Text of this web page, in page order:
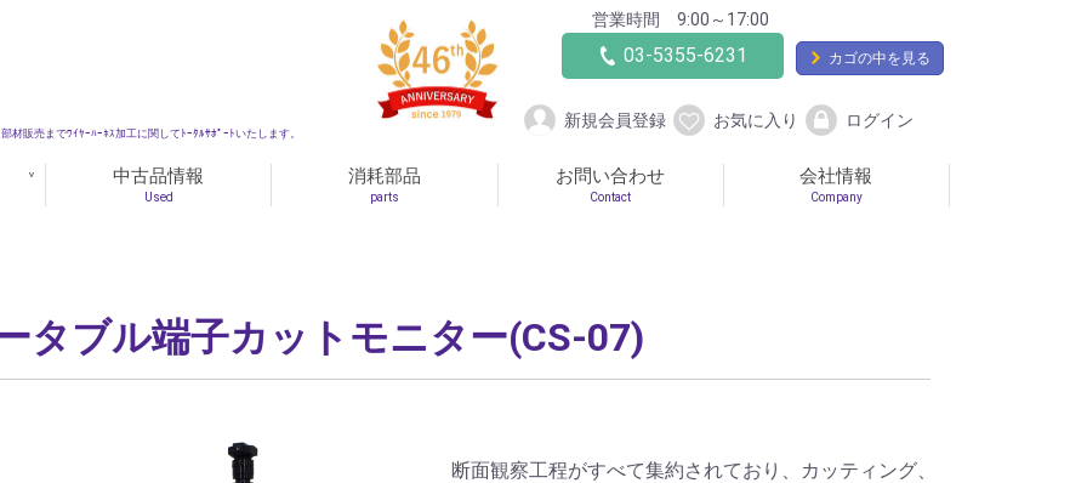
材販売までﾜｲﾔｰﾊｰﾈｽ加工に関してﾄｰﾀﾙｻﾎﾟｰﾄいたします。
営業時間 9:00～17:00
03-5355-6231 カゴの中を見る
新規会員登録 お気に入り ログイン
中古品情報
Used
消耗部品
parts
お問い合わせ
Contact
会社情報
Company
タブル端子カットモニター(CS-07)
断面観察工程がすべて集約されており、カッティング、